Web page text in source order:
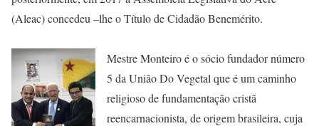
(Aleac) concedeu –lhe o Título de Cidadão Benemérito.
Mestre Monteiro é o sócio fundador número
5 da União Do Vegetal que é um caminho
religioso de fundamentação cristã
reencarnacionista, de origem brasileira, cuja